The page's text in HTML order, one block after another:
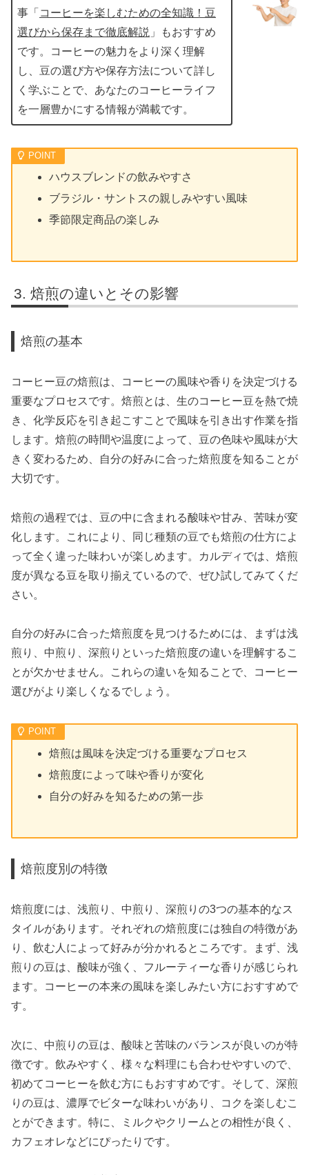
事「 コーヒーを楽しむための全知識！豆
選びから保存まで徹底解説 」もおすすめ
です。コーヒーの魅力をより深く理解
し、豆の選び方や保存方法について詳し
く学ぶことで、あなたのコーヒーライフ
を一層豊かにする情報が満載です。
ハウスブレンドの飲みやすさ
ブラジル・サントスの親しみやすい風味
季節限定商品の楽しみ
焙煎の違いとその影響
焙煎の基本
コーヒー豆の焙煎は、コーヒーの風味や香りを決定づける
重要なプロセスです。焙煎とは、生のコーヒー豆を熱で焼
き、化学反応を引き起こすことで風味を引き出す作業を指
します。焙煎の時間や温度によって、豆の色味や風味が大
きく変わるため、自分の好みに合った焙煎度を知ることが
大切です。
焙煎の過程では、豆の中に含まれる酸味や甘み、苦味が変
化します。これにより、同じ種類の豆でも焙煎の仕方によ
って全く違った味わいが楽しめます。カルディでは、焙煎
度が異なる豆を取り揃えているので、ぜひ試してみてくだ
さい。
自分の好みに合った焙煎度を見つけるためには、まずは浅
煎り、中煎り、深煎りといった焙煎度の違いを理解するこ
とが欠かせません。これらの違いを知ることで、コーヒー
選びがより楽しくなるでしょう。
焙煎は風味を決定づける重要なプロセス
焙煎度によって味や香りが変化
自分の好みを知るための第一歩
焙煎度別の特徴
焙煎度には、浅煎り、中煎り、深煎りの3つの基本的なス
タイルがあります。それぞれの焙煎度には独自の特徴があ
り、飲む人によって好みが分かれるところです。まず、浅
煎りの豆は、酸味が強く、フルーティーな香りが感じられ
ます。コーヒーの本来の風味を楽しみたい方におすすめで
す。
次に、中煎りの豆は、酸味と苦味のバランスが良いのが特
徴です。飲みやすく、様々な料理にも合わせやすいので、
初めてコーヒーを飲む方にもおすすめです。そして、深煎
りの豆は、濃厚でビターな味わいがあり、コクを楽しむこ
とができます。特に、ミルクやクリームとの相性が良く、
カフェオレなどにぴったりです。